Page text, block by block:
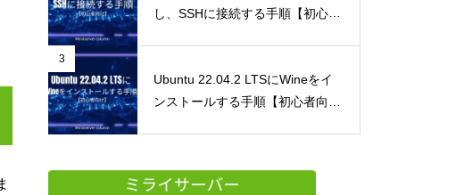
し、SSHに接続する手順【初心者
3
Ubuntu 22.04.2 LTSにWineをイ
ンストールする手順【初心者向